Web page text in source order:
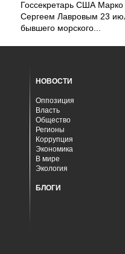
Госсекретарь США
Сергеем Лавровым 23
бывшего морского...
НОВОСТИ
Оппозиция
Власть
Общество
Регионы
Коррупция
Экономика
В мире
Экология
БЛОГИ